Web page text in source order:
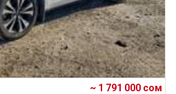
~ 1 791 000 сом